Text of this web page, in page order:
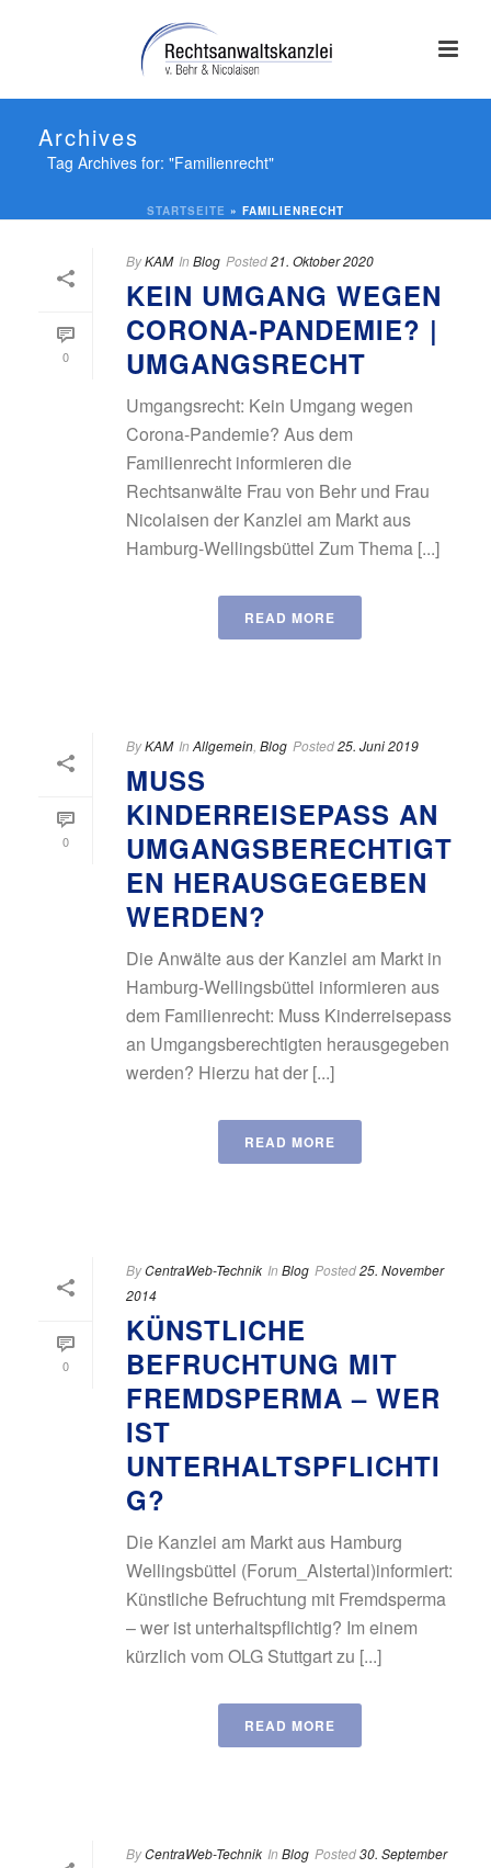
Archives
Tag Archives for: "Familienrecht"
STARTSEITE » FAMILIENRECHT
0
ByKAM In Blog Posted21. Oktober 2020
KEIN UMGANG WEGEN
CORONA-PANDEMIE? |
UMGANGSRECHT
Umgangsrecht: Kein Umgang wegen
Corona-Pandemie? Aus dem
Familienrecht informieren die
Rechtsanwälte Frau von Behr und Frau
Nicolaisen der Kanzlei am Markt aus
Hamburg-Wellingsbüttel Zum Thema [...]
READ MORE
0
ByKAM In Allgemein Blog Posted25. Juni 2019
MUSS
KINDERREISEPASS AN
UMGANGSBERECHTIGT
EN HERAUSGEGEBEN
WERDEN?
Die Anwälte aus der Kanzlei am Markt in
Hamburg-Wellingsbüttel informieren aus
dem Familienrecht: Muss Kinderreisepass
an Umgangsberechtigten herausgegeben
werden? Hierzu hat der [...]
READ MORE
0
ByCentraWeb-Technik In Blog Posted25. November
2014
KÜNSTLICHE
BEFRUCHTUNG MIT
FREMDSPERMA – WER
IST
UNTERHALTSPFLICHTI
G?
Die Kanzlei am Markt aus Hamburg
Wellingsbüttel (Forum_Alstertal)informiert:
Künstliche Befruchtung mit Fremdsperma
– wer ist unterhaltspflichtig? Im einem
kürzlich vom OLG Stuttgart zu [...]
READ MORE
ByCentraWeb-Technik In Blog Posted30. September